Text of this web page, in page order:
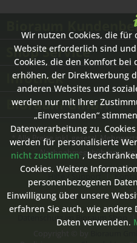
Bioraum
Shop Service
Infothek
Bioraum GmbH
* Alle Preise inkl. gesetzl.
Nachnahmegebühren,
Hilfe / Support
Versand- und
Datenschutz im Bioraum Shop
Wir nutzen Cookies, die
Website erforderlich sind
Cookies, die den Komfort bei
erhöhen, der Direktwerbung
anderen Websites und
werden nur mit Ihrer
„Einverstanden“
Datenverarbeitung zu.
werden für personalisierte
nicht zustimmen ,
Cookies. Weitere
personenbezogenen
Einwilligung über unsere
erfahren Sie auch, wie andere
Daten verwenden.